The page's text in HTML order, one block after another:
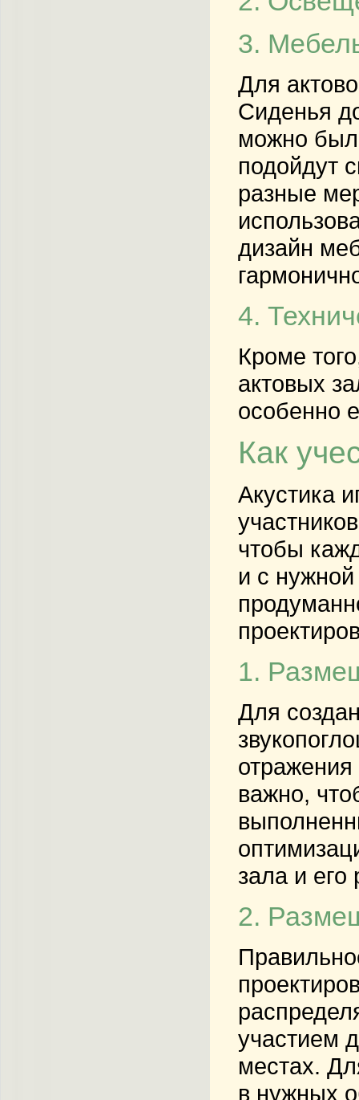
3.
Для
Сиденья
можно
подойдут
разные
дизайн
4.
Кроме
актовых
особенно
Как
Акустика
чтобы
и с
1.
Для
важно,
зала и его
2.
участием
местах.
в нужных